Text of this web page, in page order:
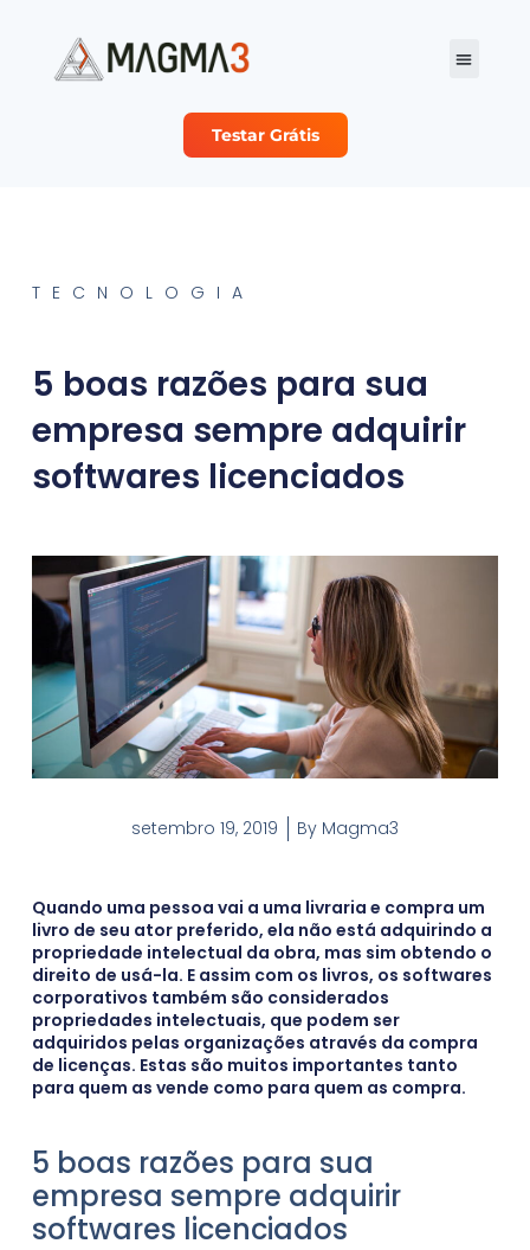
Testar Grátis
TECNOLOGIA
5 boas razões para sua
empresa sempre adquirir
softwares licenciados
setembro 19, 2019 By Magma3
Quando uma pessoa vai a uma livraria e compra um
livro de seu ator preferido, ela não está adquirindo a
propriedade intelectual da obra, mas sim obtendo o
direito de usá-la. E assim com os livros, os softwares
corporativos também são considerados
propriedades intelectuais, que podem ser
adquiridos pelas organizações através da compra
de licenças. Estas são muitos importantes tanto
para quem as vende como para quem as compra.
5 boas razões para sua
empresa sempre adquirir
softwares licenciados